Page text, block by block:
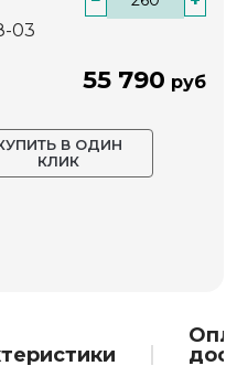
03
55 790 руб
В ОДИН
КЛИК